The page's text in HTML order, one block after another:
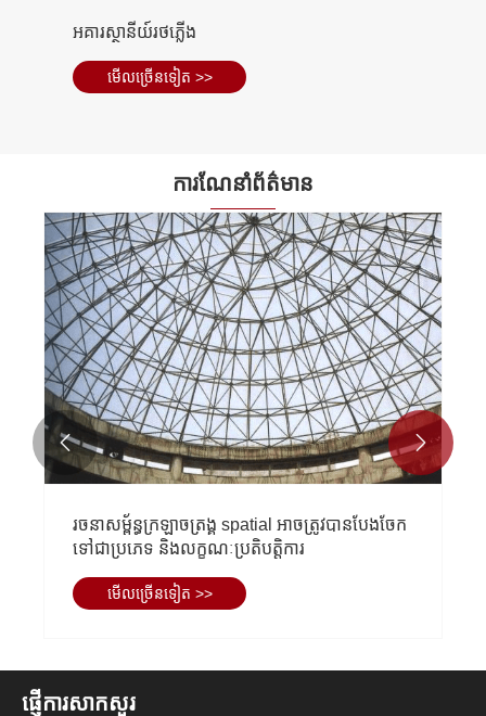
អគារស្ថានីយ៍រថភ្លើង
មើល​ច្រើន​ទៀត >>
ការណែនាំព័ត៌មាន
រចនាសម្ព័ន្ធក្រឡាចត្រង្គ spatial អាចត្រូវបានបែងចែក
ទៅជាប្រភេទ និងលក្ខណៈប្រតិបត្តិការ
មើល​ច្រើន​ទៀត >>
 
ផ្ញើការសាកសួរ